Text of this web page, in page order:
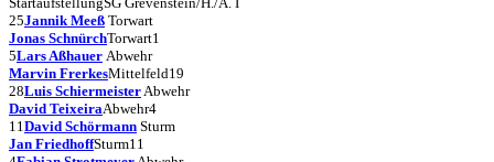
25Jannik Meeß Torwart
Jonas SchnürchTorwart1
5Lars Aßhauer Abwehr
Marvin FrerkesMittelfeld19
28Luis SchiermeisterAbwehr
David TeixeiraAbwehr4
11David Schörmann Sturm
Jan FriedhoffSturm11